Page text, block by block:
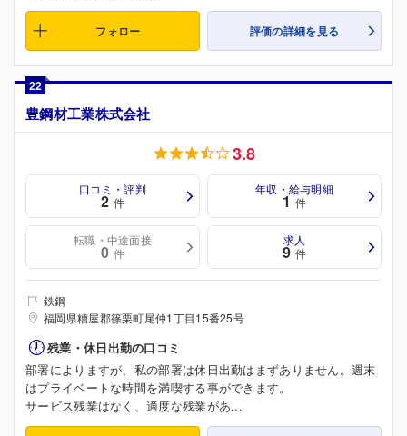
フォロー 評価の詳細を見る
22
豊鋼材工業株式会社
3.8
口コミ・評判
2 件
年収・給与明細
1 件
転職・中途面接
0 件
求人
9 件
鉄鋼
福岡県糟屋郡篠栗町尾仲1丁目15番25号
残業・休日出勤の口コミ
部署によりますが、私の部署は休日出勤はまずありません。週末
はプライベートな時間を満喫する事ができます。
サービス残業はなく、適度な残業があ...